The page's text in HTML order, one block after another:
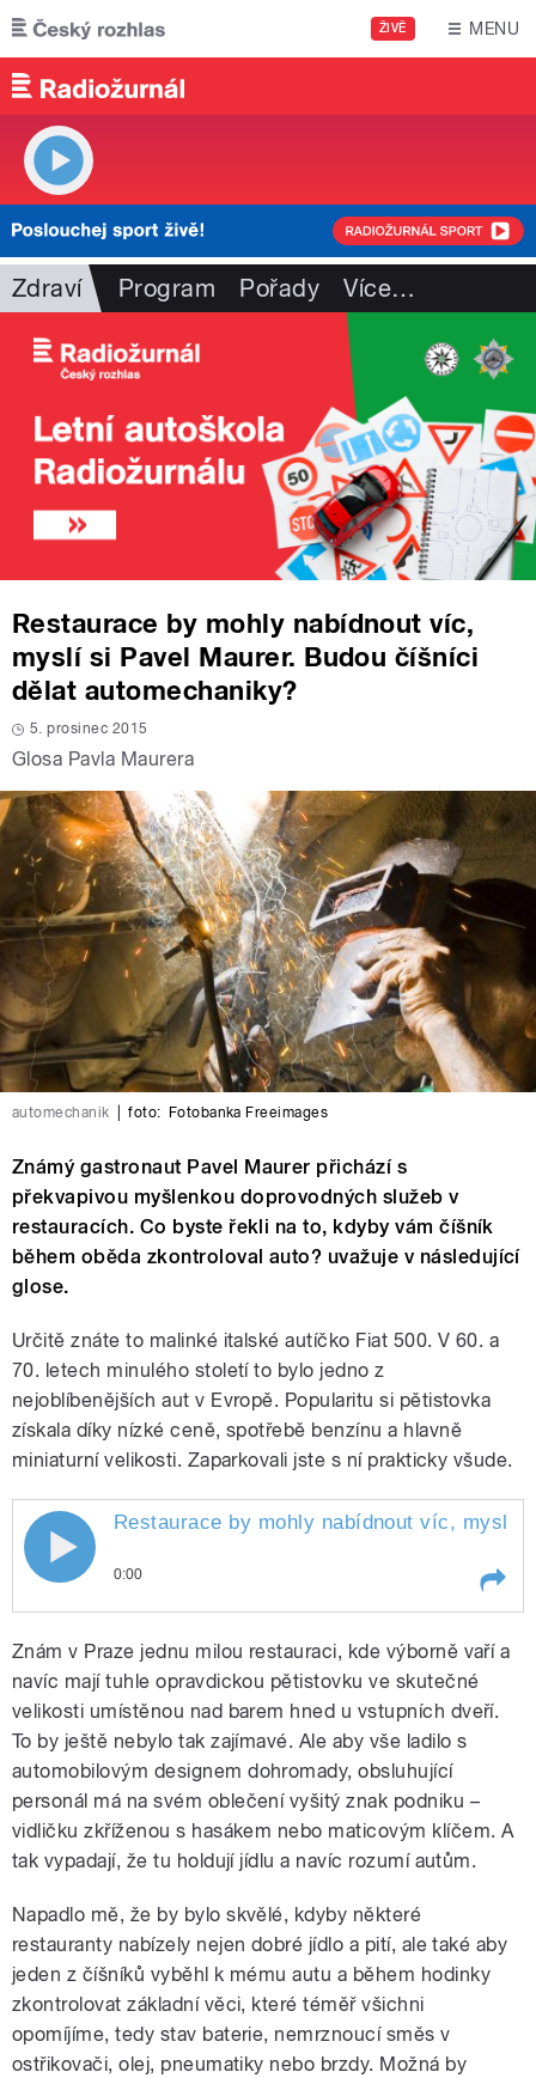
Přejít k hlavnímu obsahu
ŽIVĚ MENU
Zdraví Program Pořady Více…
Restaurace by mohly nabídnout víc,
myslí si Pavel Maurer. Budou číšníci
dělat automechaniky?
5. prosinec 2015
Glosa Pavla Maurera
automechanik foto: Fotobanka Freeimages
Známý gastronaut Pavel Maurer přichází s
překvapivou myšlenkou doprovodných služeb v
restauracích. Co byste řekli na to, kdyby vám číšník
během oběda zkontroloval auto? uvažuje v následující
glose.
Určitě znáte to malinké italské autíčko Fiat 500. V 60. a
70. letech minulého století to bylo jedno z
nejoblíbenějších aut v Evropě. Popularitu si pětistovka
získala díky nízké ceně, spotřebě benzínu a hlavně
miniaturní velikosti. Zaparkovali jste s ní prakticky všude.
pause
Restaurace by mohly nabídnout víc, myslí
0:00
nabídnout víc, myslí si
Pavel Maurer. Budou
číšníci dělat
Znám v Praze jednu milou restauraci, kde výborně vaří a
navíc mají tuhle opravdickou pětistovku ve skutečné
velikosti umístěnou nad barem hned u vstupních dveří.
To by ještě nebylo tak zajímavé. Ale aby vše ladilo s
automobilovým designem dohromady, obsluhující
personál má na svém oblečení vyšitý znak podniku –
vidličku zkříženou s hasákem nebo maticovým klíčem. A
tak vypadají, že tu holdují jídlu a navíc rozumí autům.
Napadlo mě, že by bylo skvělé, kdyby některé
restauranty nabízely nejen dobré jídlo a pití, ale také aby
jeden z číšníků vyběhl k mému autu a během hodinky
zkontrolovat základní věci, které téměř všichni
opomíjíme, tedy stav baterie, nemrznoucí směs v
ostřikovači, olej, pneumatiky nebo brzdy. Možná by